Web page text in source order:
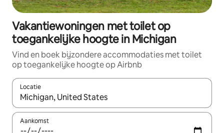
Vakantiewoningen met toilet op
toegankelijke hoogte in Michigan
Vind en boek bijzondere accommodaties met toilet
op toegankelijke hoogte op Airbnb
Locatie
Wanneer er suggesties beschikbaar zijn, maak je een keuze
Aankomst